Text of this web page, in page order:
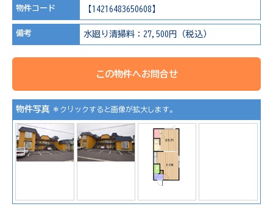
物件コード 【14216483650608】
備考 水廻り清掃料：27,500円（税込）
この物件へお問合せ
物件写真 ＊クリックすると画像が拡大します。